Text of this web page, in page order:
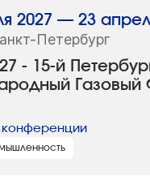
- 15-й
Газовый
2027 — 23
Петербург
конференции